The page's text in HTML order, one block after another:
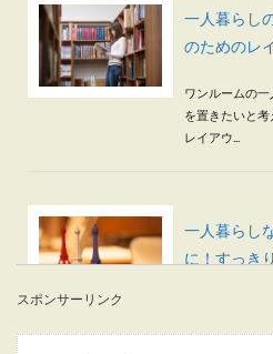
一人暮らし
のためのレ
ワンルームの
を置きたいと考
レイアウ...
一人暮らし
に！すっき
スポンサーリンク